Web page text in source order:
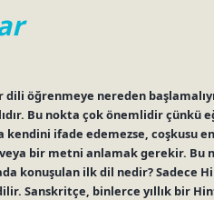
öğrenmeye nereden
Bu nokta çok önemlidir
ifade edemezse, coşkusu
bir metni anlamak gerekir. Bu
konuşulan ilk dil nedir? Sadece
Sanskritçe, binlerce yıllık bir